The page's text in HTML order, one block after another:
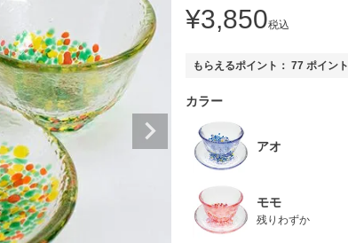
¥3,850税込
もらえるポイント： 77 ポイント
カラー
アオ
モモ
残りわずか